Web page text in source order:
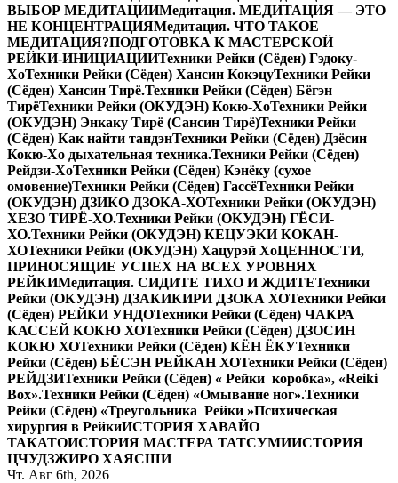
ВЫБОР МЕДИТАЦИИМедитация. МЕДИТАЦИЯ — ЭТО
НЕ КОНЦЕНТРАЦИЯМедитация. ЧТО ТАКОЕ
МЕДИТАЦИЯ?ПОДГОТОВКА К МАСТЕРСКОЙ
РЕЙКИ-ИНИЦИАЦИИТехники Рейки (Сёден) Гэдоку-
ХоТехники Рейки (Сёден) Хансин КокэцуТехники Рейки
(Сёден) Хансин Тирё.Техники Рейки (Сёден) Бёгэн
ТирёТехники Рейки (ОКУДЭН) Кокю-ХоТехники Рейки
(ОКУДЭН) Энкаку Тирё (Сансин Тирё)Техники Рейки
(Сёден) Как найти тандэнТехники Рейки (Сёден) Дзёсин
Кокю-Хо дыхательная техника.Техники Рейки (Сёден)
Рейдзи-ХоТехники Рейки (Сёден) Кэнёку (сухое
омовение)Техники Рейки (Сёден) ГассёТехники Рейки
(ОКУДЭН) ДЗИКО ДЗОКА-ХОТехники Рейки (ОКУДЭН)
ХЕЗО ТИРЁ-ХО.Техники Рейки (ОКУДЭН) ГЁСИ-
ХО.Техники Рейки (ОКУДЭН) КЕЦУЭКИ КОКАН-
ХОТехники Рейки (ОКУДЭН) Хацурэй ХоЦЕННОСТИ,
ПРИНОСЯЩИЕ УСПЕХ НА ВСЕХ УРОВНЯХ
РЕЙКИМедитация. СИДИТЕ ТИХО И ЖДИТЕТехники
Рейки (ОКУДЭН) ДЗАКИКИРИ ДЗОКА ХОТехники Рейки
(Сёден) РЕЙКИ УНДОТехники Рейки (Сёден) ЧАКРА
КАССЕЙ КОКЮ ХОТехники Рейки (Сёден) ДЗОСИН
КОКЮ ХОТехники Рейки (Сёден) КЁН ЁКУТехники
Рейки (Сёден) БЁСЭН РЕЙКАН ХОТехники Рейки (Сёден)
РЕЙДЗИТехники Рейки (Сёден) « Рейки коробка», «Reiki
Вox».Техники Рейки (Сёден) «Омывание ног».Техники
Рейки (Сёден) «Треугольника Рейки »Психическая
хирургия в РейкиИСТОРИЯ ХАВАЙО
ТАКАТОИСТОРИЯ МАСТЕРА ТАТСУМИИСТОРИЯ
ЦЧУДЗЖИРО ХАЯСШИ
Чт. Авг 6th, 2026